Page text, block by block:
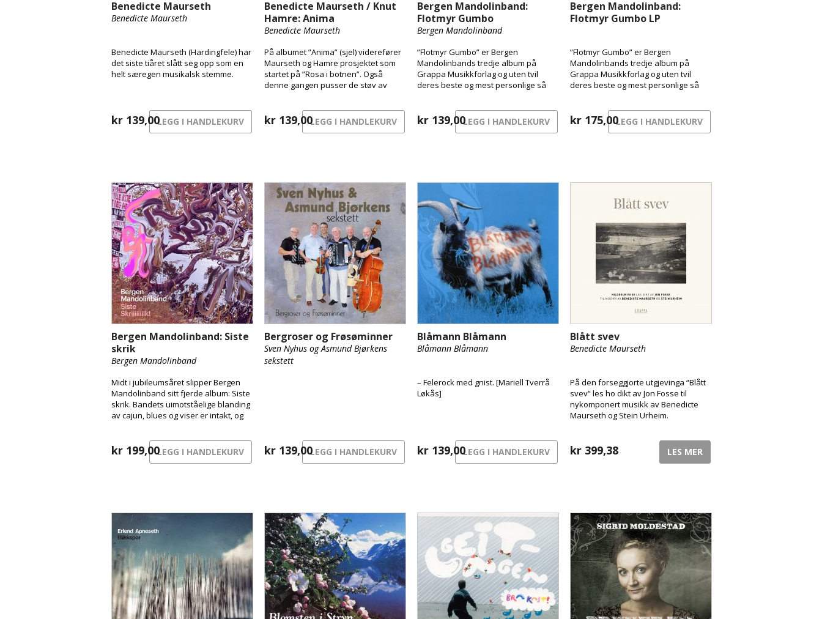
Benedicte Maurseth
Benedicte Maurseth
Benedicte Maurseth (Hardingfele) har
det siste tiåret slått seg opp som en
helt særegen musikalsk stemme.
kr 139,00LEGG I HANDLEKURV
Benedicte Maurseth / Knut
Hamre: Anima
Benedicte Maurseth
På albumet ”Anima” (sjel) viderefører
Maurseth og Hamre prosjektet som
startet på ”Rosa i botnen”. Også
denne gangen pusser de støv av
anledning til å høre den eldste
norskbygde fiolinen, laget av Trond
kr 139,00LEGG I HANDLEKURV
Bergen Mandolinband:
Flotmyr Gumbo
Bergen Mandolinband
”Flotmyr Gumbo” er Bergen
Mandolinbands tredje album på
Grappa Musikkforlag og uten tvil
deres beste og mest personlige så
kr 139,00LEGG I HANDLEKURV
Bergen Mandolinband:
Flotmyr Gumbo LP
”Flotmyr Gumbo” er Bergen
Mandolinbands tredje album på
Grappa Musikkforlag og uten tvil
deres beste og mest personlige så
kr 175,00LEGG I HANDLEKURV
Bergen Mandolinband: Siste
skrik
Bergen Mandolinband
Midt i jubileumsåret slipper Bergen
Mandolinband sitt fjerde album: Siste
skrik. Bandets uimotståelige blanding
av cajun, blues og viser er intakt, og
kr 199,00LEGG I HANDLEKURV
Bergroser og Frøsøminner
Sven Nyhus og Asmund Bjørkens
sekstett
kr 139,00LEGG I HANDLEKURV
Blåmann Blåmann
Blåmann Blåmann
– Felerock med gnist. [Mariell Tverrå
Løkås]
kr 139,00LEGG I HANDLEKURV
Blått svev
Benedicte Maurseth
På den forseggjorte utgjevinga “Blått
svev” les ho dikt av Jon Fosse til
nykomponert musikk av Benedicte
Maurseth og Stein Urheim.
kr 399,38 LES MER